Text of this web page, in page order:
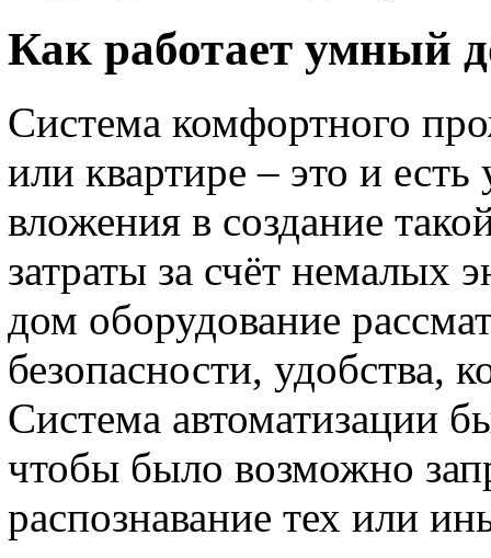
Как работает умный
Система комфортного
или квартире – это и
вложения в создание
затраты за счёт немалых
дом оборудование
безопасности, удобства,
Система автоматизации
чтобы было возможно
распознавание тех или